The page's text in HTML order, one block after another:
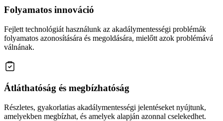
Folyamatos innováció
Fejlett technológiát használunk az akadálymentességi problémák
folyamatos azonosítására és megoldására, mielőtt azok problémává
válnának.
Átláthatóság és megbízhatóság
Részletes, gyakorlatias akadálymentességi jelentéseket nyújtunk,
amelyekben megbízhat, és amelyek alapján azonnal cselekedhet.